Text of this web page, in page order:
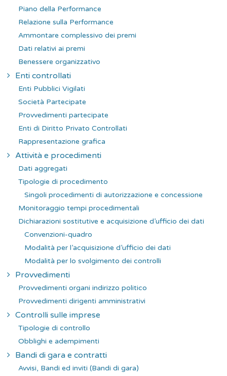
Piano della Performance
Relazione sulla Performance
Ammontare complessivo dei premi
Dati relativi ai premi
Benessere organizzativo
Enti controllati
Enti Pubblici Vigilati
Società Partecipate
Provvedimenti partecipate
Enti di Diritto Privato Controllati
Rappresentazione grafica
Attività e procedimenti
Dati aggregati
Tipologie di procedimento
Singoli procedimenti di autorizzazione e concessione
Monitoraggio tempi procedimentali
Dichiarazioni sostitutive e acquisizione d’ufficio dei dati
Convenzioni-quadro
Modalità per l’acquisizione d’ufficio dei dati
Modalità per lo svolgimento dei controlli
Provvedimenti
Provvedimenti organi indirizzo politico
Provvedimenti dirigenti amministrativi
Controlli sulle imprese
Tipologie di controllo
Obblighi e adempimenti
Bandi di gara e contratti
Avvisi, Bandi ed inviti (Bandi di gara)